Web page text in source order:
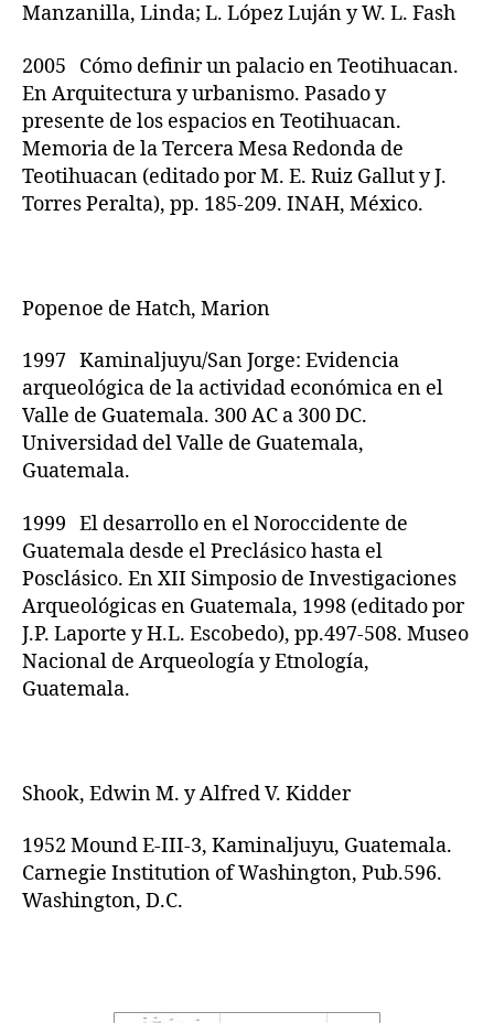
Manzanilla, Linda; L. López Luján y W. L. Fash
2005 Cómo definir un palacio en Teotihuacan.
En Arquitectura y urbanismo. Pasado y
presente de los espacios en Teotihuacan.
Memoria de la Tercera Mesa Redonda de
Teotihuacan (editado por M. E. Ruiz Gallut y J.
Torres Peralta), pp. 185-209. INAH, México.
Popenoe de Hatch, Marion
1997 Kaminaljuyu/San Jorge: Evidencia
arqueológica de la actividad económica en el
Valle de Guatemala. 300 AC a 300 DC.
Universidad del Valle de Guatemala,
Guatemala.
1999 El desarrollo en el Noroccidente de
Guatemala desde el Preclásico hasta el
Posclásico. En XII Simposio de Investigaciones
Arqueológicas en Guatemala, 1998 (editado por
J.P. Laporte y H.L. Escobedo), pp.497-508. Museo
Nacional de Arqueología y Etnología,
Guatemala.
Shook, Edwin M. y Alfred V. Kidder
1952 Mound E-III-3, Kaminaljuyu, Guatemala.
Carnegie Institution of Washington, Pub.596.
Washington, D.C.